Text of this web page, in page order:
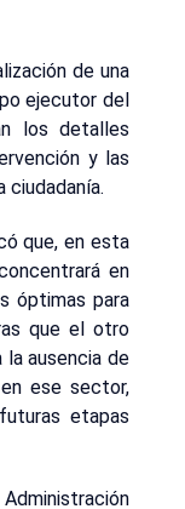
de una
ejecutor del
los detalles
y las
ciudadanía.
que, en esta
en
óptimas para
que el otro
ausencia de
ese sector,
etapas